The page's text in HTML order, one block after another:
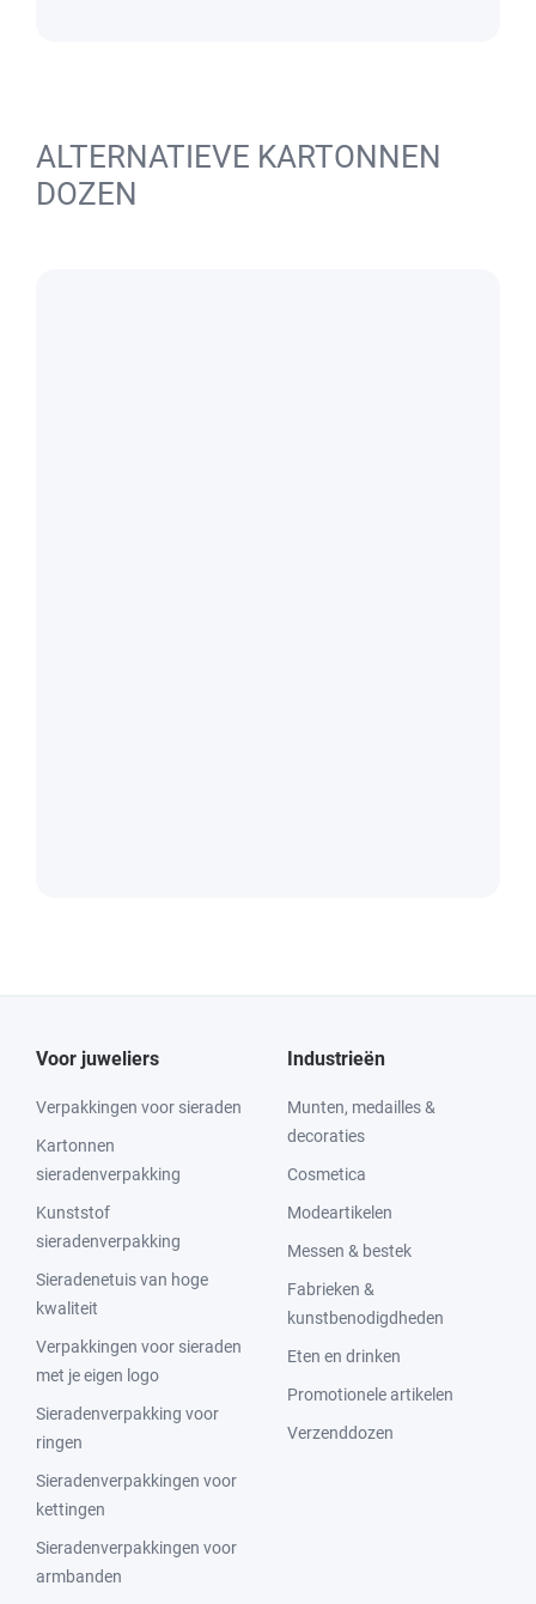
ALTERNATIEVE KARTONNEN
DOZEN
Voor juweliers
Verpakkingen voor sieraden
Kartonnen
sieradenverpakking
Kunststof
sieradenverpakking
Sieradenetuis van hoge
kwaliteit
Verpakkingen voor sieraden
met je eigen logo
Sieradenverpakking voor
ringen
Sieradenverpakkingen voor
kettingen
Sieradenverpakkingen voor
armbanden
Industrieën
Munten, medailles &
decoraties
Cosmetica
Modeartikelen
Messen & bestek
Fabrieken &
kunstbenodigdheden
Eten en drinken
Promotionele artikelen
Verzenddozen